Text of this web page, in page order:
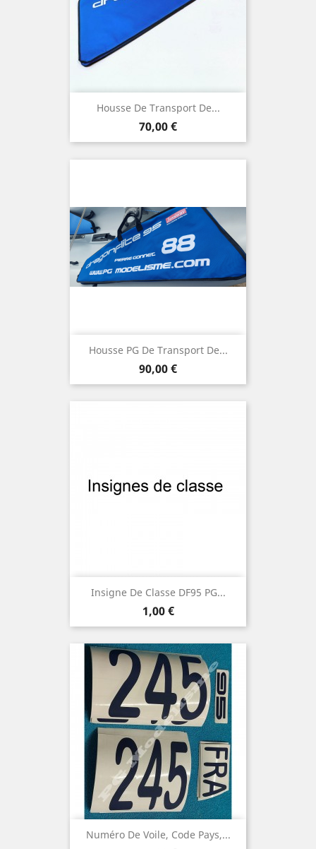
Housse De Transport De...
Prix
70,00 €
Housse PG De Transport De...
Prix
90,00 €
Insigne De Classe DF95 PG...
Prix
1,00 €
Numéro De Voile, Code Pays,...